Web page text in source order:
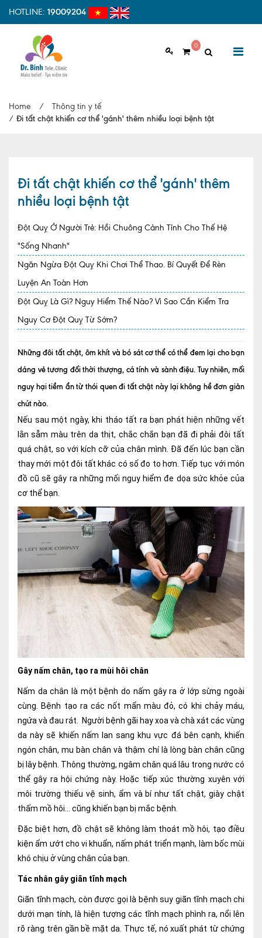
HOTLINE: 19009204
0
TRANG CHỦ
Giới thiệu chung
Đội ngũ y bác sĩ
Quy trình khám bệnh tại Dr. Binh
TIN TỨC
Thông tin y tế
Tin Ưu đãi
Báo chí nói về chúng tôi
Tin tức BHYT
Các chuyên khoa tại Phòng khám
Nội
Sản - Phụ Khoa
Nhi
Da Liễu
Răng Hàm Mặt
Vật lý trị liệu hồi phục chức năng
Xét nghiệm
Xét nghiệm sàng lọc NIPT
Chẩn đoán hình ảnh
Các gói khám sức khỏe
Gói khám sức khỏe cá nhân định kỳ
Gói quản lý mạn tính
Dịch vụ ưu đãi đặc biệt
Home /
Thông tin y tế
/ Đi tất chật khiến cơ thể 'gánh' thêm nhiều loại bệnh tật
Đi tất chật khiến cơ thể 'gánh' thêm
nhiều loại bệnh tật
Đột Quỵ Ở Người Trẻ: Hồi Chuông Cảnh Tỉnh Cho Thế Hệ
"Sống Nhanh"
Ngăn Ngừa Đột Quỵ Khi Chơi Thể Thao. Bí Quyết Để Rèn
Luyện An Toàn Hơn
Đột Quỵ Là Gì? Nguy Hiểm Thế Nào? Vì Sao Cần Kiểm Tra
Nguy Cơ Đột Quỵ Từ Sớm?
Những đôi tất chật, ôm khít và bó sát cơ thể có thể đem lại cho bạn
dáng vẻ tương đối thời thượng, cá tính và sành điệu. Tuy nhiên, mối
nguy hại tiềm ẩn từ thói quen đi tất chật này lại không hề đơn giản
chút nào.
Nếu sau một ngày, khi tháo tất ra bạn phát hiện những vết
lằn sẫm màu trên da thịt, chắc chắn bạn đã đi phải đôi tất
quá chật, so với kích cỡ của chân mình. Đã đến lúc bạn cần
thay mới một đôi tất khác có số đo to hơn. Tiếp tục với món
đồ cũ sẽ gây ra những mối nguy hiểm đe dọa sức khỏe của
cơ thể bạn.
Gây nấm chân, tạo ra mùi hôi chân
Nấm da chân là một bệnh do nấm gây ra ở lớp sừng ngoài
cùng. Bệnh tạo ra các nốt mẩn màu đỏ, có khi chảy máu,
ngứa và đau rát. Người bệnh gãi hay xoa và chà xát các vùng
da này sẽ khiến nấm lan sang khu vực đá bên cạnh, khiến
ngón chân, mu bàn chân và thậm chí là lòng bàn chân cũng
bị lây bệnh. Thông thường, ngâm chân quá lâu trong nước có
thể gây ra hội chứng này. Hoặc tiếp xúc thường xuyên với
môi trường thiếu vệ sinh, ẩm và bí như tất chật, giày chật
thấm mồ hôi... cũng khiến bạn bị mắc bệnh.
Đặc biệt hơn, đồ chật sẽ không làm thoát mồ hôi, tạo điều
kiện ẩm ướt cho vi khuẩn, nấm phát triển mạnh, làm bốc mùi
khó chịu ở vùng chân của bạn.
Tác nhân gây giãn tĩnh mạch
Giãn tĩnh mạch, còn được gọi là bệnh suy giãn tĩnh mạch chi
dưới mạn tính, là hiện tượng các tĩnh mạch phình ra, nổi lên
rõ ràng trên gần bề mặt da. Thực tế, nó xuất phát từ chứng